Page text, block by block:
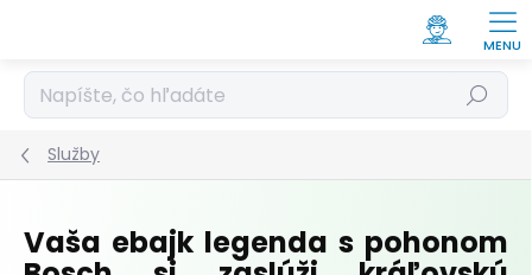
Hľadať
Služby
Vaša ebajk legenda s pohonom